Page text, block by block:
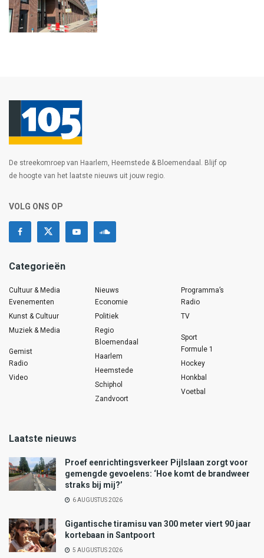
De streekomroep van Haarlem, Heemstede & Bloemendaal. Blijf op
de hoogte van het laatste nieuws uit jouw regio.
VOLG ONS OP
Categorieën
Cultuur & Media
Evenementen
Kunst & Cultuur
Muziek & Media
Gemist
Radio
Video
Nieuws
Economie
Politiek
Regio
Bloemendaal
Haarlem
Heemstede
Schiphol
Zandvoort
Programma’s
Radio
TV
Sport
Formule 1
Hockey
Honkbal
Voetbal
Laatste nieuws
Proef eenrichtingsverkeer Pijlslaan zorgt voor
gemengde gevoelens: ‘Hoe komt de brandweer
straks bij mij?’
6 AUGUSTUS 2026
Gigantische tiramisu van 300 meter viert 90 jaar
kortebaan in Santpoort
5 AUGUSTUS 2026